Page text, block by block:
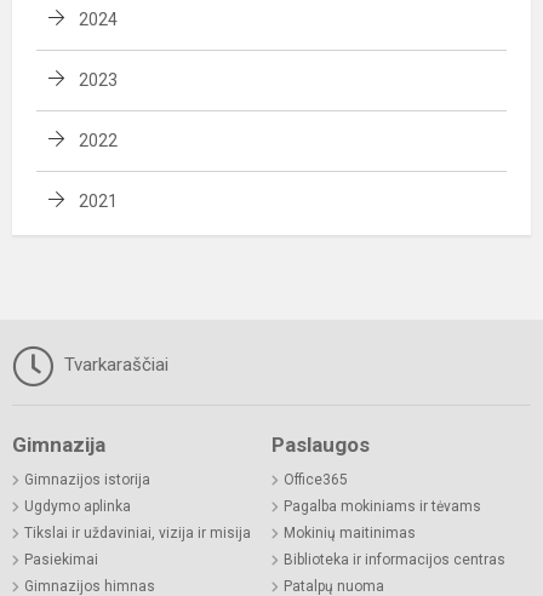
2024
2023
2022
2021
Tvarkaraščiai
Gimnazija
Gimnazijos istorija
Ugdymo aplinka
Tikslai ir uždaviniai, vizija ir misija
Pasiekimai
Gimnazijos himnas
Paslaugos
Office365
Pagalba mokiniams ir tėvams
Mokinių maitinimas
Biblioteka ir informacijos centras
Patalpų nuoma